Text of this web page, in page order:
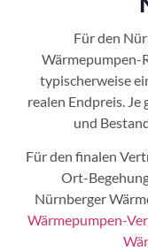
Für den
Wärmepumpen-
typischerweise
realen Endpreis.
und
Für den finalen
Ort-
Nürnberger
Wärmepumpen-